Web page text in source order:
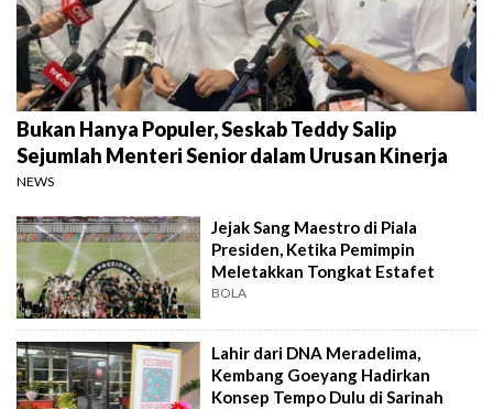
Bukan Hanya Populer, Seskab Teddy Salip
Sejumlah Menteri Senior dalam Urusan Kinerja
NEWS
Jejak Sang Maestro di Piala
Presiden, Ketika Pemimpin
Meletakkan Tongkat Estafet
BOLA
Lahir dari DNA Meradelima,
Kembang Goeyang Hadirkan
Konsep Tempo Dulu di Sarinah